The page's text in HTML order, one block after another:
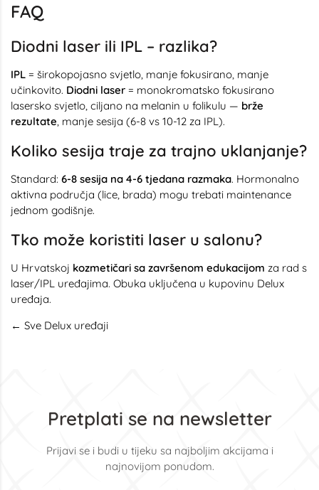
FAQ
Diodni laser ili IPL – razlika?
IPL = širokopojasno svjetlo, manje fokusirano, manje
učinkovito. Diodni laser = monokromatsko fokusirano
lasersko svjetlo, ciljano na melanin u folikulu — brže
rezultate, manje sesija (6-8 vs 10-12 za IPL).
Koliko sesija traje za trajno uklanjanje?
Standard: 6-8 sesija na 4-6 tjedana razmaka. Hormonalno
aktivna područja (lice, brada) mogu trebati maintenance
jednom godišnje.
Tko može koristiti laser u salonu?
U Hrvatskoj kozmetičari sa završenom edukacijom za rad s
laser/IPL uređajima. Obuka uključena u kupovinu Delux
uređaja.
← Sve Delux uređaji
Pretplati se na newsletter
Prijavi se i budi u tijeku sa najboljim akcijama i
najnovijom ponudom.